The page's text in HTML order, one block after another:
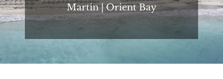
Martin | Orient Bay